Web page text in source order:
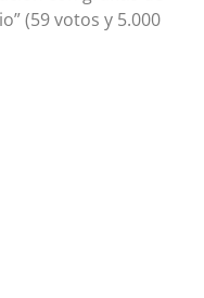
(59 votos y 5.000